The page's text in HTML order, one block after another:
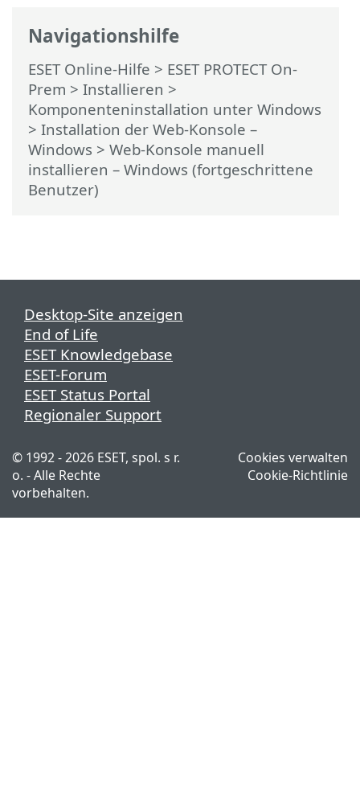
Navigationshilfe
ESET Online-Hilfe > ESET PROTECT On-
Prem > Installieren >
Komponenteninstallation unter Windows
> Installation der Web-Konsole –
Windows > Web-Konsole manuell
installieren – Windows (fortgeschrittene
Benutzer)
Desktop-Site anzeigen
End of Life
ESET Knowledgebase
ESET-Forum
ESET Status Portal
Regionaler Support
© 1992 - 2026 ESET, spol. s r.
o. - Alle Rechte
vorbehalten.
Cookies verwalten
Cookie-Richtlinie